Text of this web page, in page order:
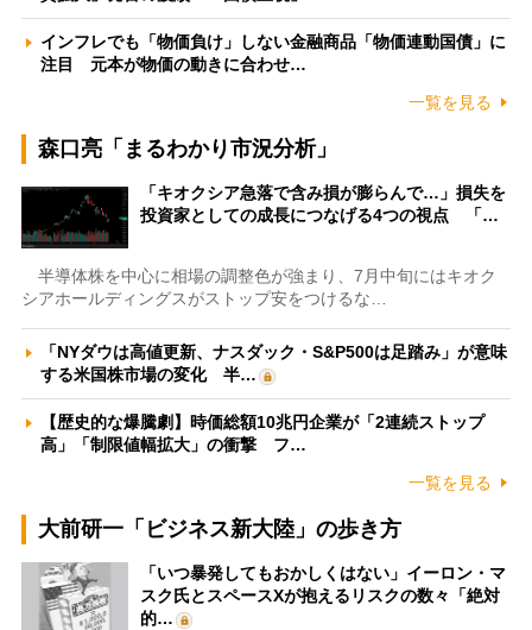
インフレでも「物価負け」しない金融商品「物価連動国債」に
注目 元本が物価の動きに合わせ…
一覧を見る
森口亮「まるわかり市況分析」
「キオクシア急落で含み損が膨らんで…」損失を
投資家としての成長につなげる4つの視点 「…
半導体株を中心に相場の調整色が強まり、7月中旬にはキオク
シアホールディングスがストップ安をつけるな…
「NYダウは高値更新、ナスダック・S&P500は足踏み」が意味
する米国株市場の変化 半…
【歴史的な爆騰劇】時価総額10兆円企業が「2連続ストップ
高」「制限値幅拡大」の衝撃 フ…
一覧を見る
大前研一「ビジネス新大陸」の歩き方
「いつ暴発してもおかしくはない」イーロン・マ
スク氏とスペースXが抱えるリスクの数々「絶対
的…